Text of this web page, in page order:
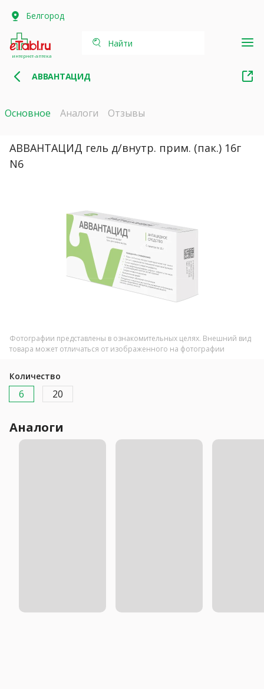
Белгород
интернет-аптека
Найти
АВВАНТАЦИД
Основное Аналоги Отзывы
АВВАНТАЦИД гель д/внутр. прим. (пак.) 16г
N6
Фотографии представлены в ознакомительных целях. Внешний вид
товара может отличаться от изображенного на фотографии
Количество
6 20
Аналоги